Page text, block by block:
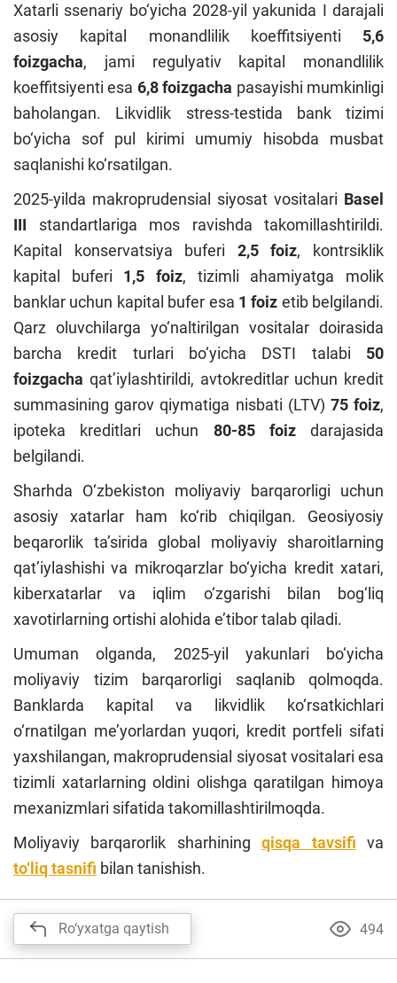
Xatarli ssenariy bo‘yicha 2028-yil yakunida I darajali
asosiy kapital monandlilik koeffitsiyenti 5,6
foizgacha, jami regulyativ kapital monandlilik
koeffitsiyenti esa 6,8 foizgacha pasayishi mumkinligi
baholangan. Likvidlik stress-testida bank tizimi
bo‘yicha sof pul kirimi umumiy hisobda musbat
saqlanishi ko‘rsatilgan.
2025-yilda makroprudensial siyosat vositalari Basel
III standartlariga mos ravishda takomillashtirildi.
Kapital konservatsiya buferi 2,5 foiz, kontrsiklik
kapital buferi 1,5 foiz, tizimli ahamiyatga molik
banklar uchun kapital bufer esa 1 foiz etib belgilandi.
Qarz oluvchilarga yo‘naltirilgan vositalar doirasida
barcha kredit turlari bo‘yicha DSTI talabi 50
foizgacha qat’iylashtirildi, avtokreditlar uchun kredit
summasining garov qiymatiga nisbati (LTV) 75 foiz,
ipoteka kreditlari uchun 80-85 foizdarajasida
belgilandi.
Sharhda O‘zbekiston moliyaviy barqarorligi uchun
asosiy xatarlar ham ko‘rib chiqilgan. Geosiyosiy
beqarorlik ta’sirida global moliyaviy sharoitlarning
qat’iylashishi va mikroqarzlar bo‘yicha kredit xatari,
kiberxatarlar va iqlim o‘zgarishi bilan bog‘liq
xavotirlarning ortishi alohida e’tibor talab qiladi.
Umuman olganda, 2025-yil yakunlari bo‘yicha
moliyaviy tizim barqarorligi saqlanib qolmoqda.
Banklarda kapital va likvidlik ko‘rsatkichlari
o‘rnatilgan me’yorlardan yuqori, kredit portfeli sifati
yaxshilangan, makroprudensial siyosat vositalari esa
tizimli xatarlarning oldini olishga qaratilgan himoya
mexanizmlari sifatida takomillashtirilmoqda.
Moliyaviy barqarorlik sharhiningqisqa tavsifi va
to‘liq tasnifi bilan tanishish.
Ro‘yxatga qaytish 494